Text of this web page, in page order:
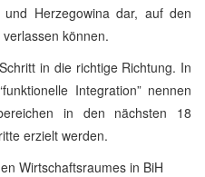
Herzegowina dar, auf den
können.
in die richtige Richtung. In
Integration” nennen
in den nächsten 18
erzielt werden.
Wirtschaftsraumes in BiH